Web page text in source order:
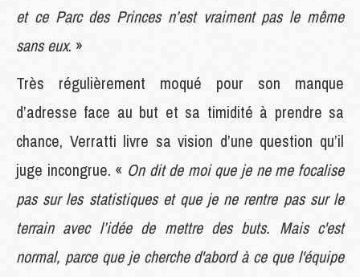
et ce Parc des Princes n’est vraiment pas le même
sans eux. »
Très régulièrement moqué pour son manque
d’adresse face au but et sa timidité à prendre sa
chance, Verratti livre sa vision d’une question qu’il
juge incongrue. « On dit de moi que je ne me focalise
pas sur les statistiques et que je ne rentre pas sur le
terrain avec l’idée de mettre des buts. Mais c'est
normal, parce que je cherche d'abord à ce que l'équipe